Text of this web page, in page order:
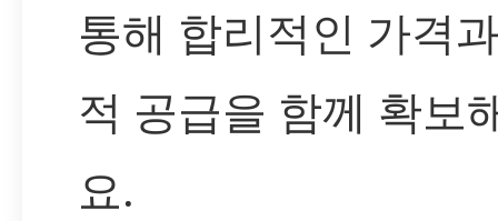
통해 합리적인 가격
적 공급을 함께 확보
요.